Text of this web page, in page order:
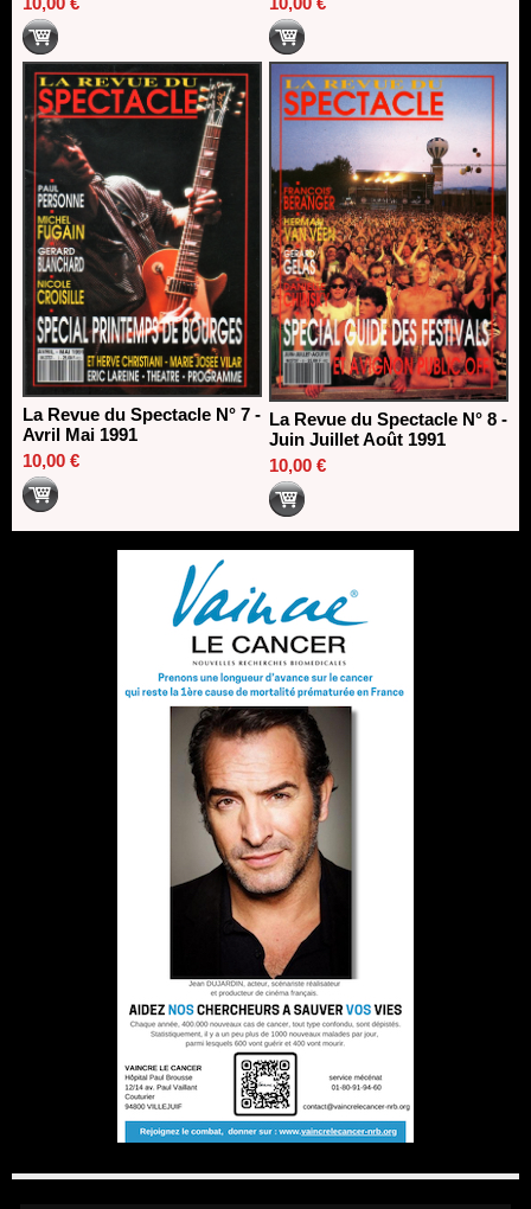
La Revue du Spectacle N° 7 -
Avril Mai 1991
10,00 €
La Revue du Spectacle N° 8 -
Juin Juillet Août 1991
10,00 €